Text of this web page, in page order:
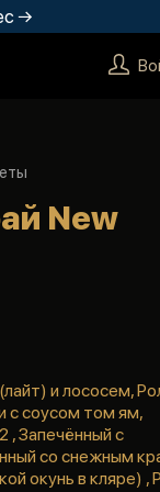
→
New
и лососем,
с соусом том ям,
, Запечённый с
со снежным
окунь в кляре) ,